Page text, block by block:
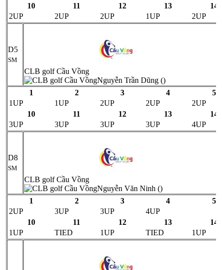
10
11 12 13
14
2UP
2UP 2UP 1UP 2UP
D5
SM
CLB golf Cầu Vồng
Nguyễn Trần Dũng ()
1
2 3 4
5
1UP
1UP 2UP 2UP
2UP
10
11 12 13
14
3UP
3UP 3UP 3UP 4UP
D8
SM
CLB golf Cầu Vồng
Nguyễn Văn Ninh ()
1
2 3 4
5
2UP
3UP 3UP
4UP
10
11 12 13
14
1UP
TIED 1UP TIED 1UP